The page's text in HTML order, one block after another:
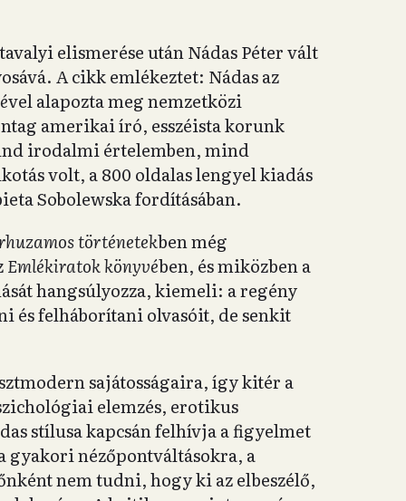
elismerése után Nádas Péter vált
A cikk emlékeztet: Nádas az
vel alapozta meg nemzetközi
amerikai író, esszéista korunk
irodalmi értelemben, mind
volt, a 800 oldalas lengyel kiadás
Sobolewska fordításában.
történetekben még
Emlékiratok könyvében, és miközben a
hangsúlyozza, kiemeli: a regény
és felháborítani olvasóit, de senkit
sajátosságaira, így kitér a
elemzés, erotikus
stílusa kapcsán felhívja a figyelmet
gyakori nézőpontváltásokra, a
nem tudni, hogy ki az elbeszélő,